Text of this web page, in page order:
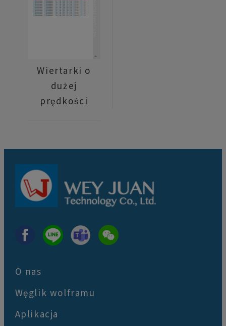
Wiertarki o
dużej
prędkości
O nas
Węglik wolframu
Aplikacja